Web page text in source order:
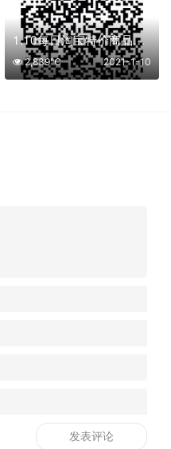
1.10每日淘宝特价商品干货
2021-1-10
2,839℃